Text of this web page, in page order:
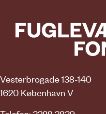
Vesterbrogade 138-140
1620 København V